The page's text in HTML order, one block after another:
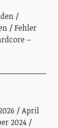
Fehler
–
April
2024